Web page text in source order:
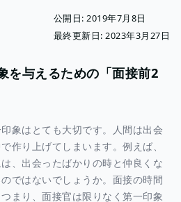
公開日: 2019年7月8日
最終更新日: 2023年3月27日
を与えるための「面接前2
象はとても大切です。人間は出会
作り上げてしまいます。例えば、
、出会ったばかりの時と仲良くな
ではないでしょうか。面接の時間
まり、面接官は限りなく第一印象